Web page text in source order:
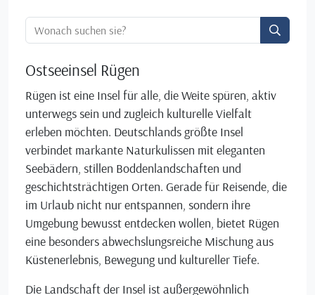
Ortssuche:
Ostseeinsel Rügen
Rügen ist eine Insel für alle, die Weite spüren, aktiv
unterwegs sein und zugleich kulturelle Vielfalt
erleben möchten. Deutschlands größte Insel
verbindet markante Naturkulissen mit eleganten
Seebädern, stillen Boddenlandschaften und
geschichtsträchtigen Orten. Gerade für Reisende, die
im Urlaub nicht nur entspannen, sondern ihre
Umgebung bewusst entdecken wollen, bietet Rügen
eine besonders abwechslungsreiche Mischung aus
Küstenerlebnis, Bewegung und kultureller Tiefe.
Die Landschaft der Insel ist außergewöhnlich